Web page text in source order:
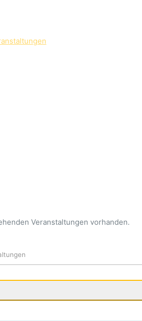
Veranstaltungen vorhanden.